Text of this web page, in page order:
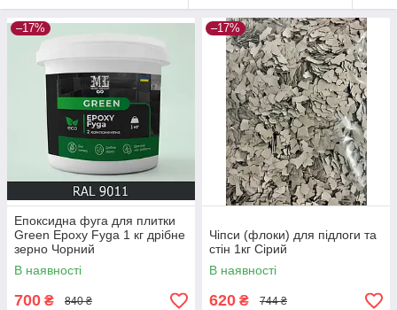
–17%
Епоксидна фуга для плитки
Green Epoxy Fyga 1 кг дрібне
зерно Чорний
В наявності
700 ₴ 840 ₴
–17%
Чіпси (флоки) для підлоги та
стін 1кг Сірий
В наявності
620 ₴ 744 ₴